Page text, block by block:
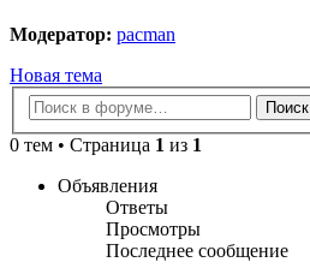
Модератор: pacman
Новая тема
Поиск
0 тем • Страница 1 из 1
Объявления
Ответы
Просмотры
Последнее сообщение